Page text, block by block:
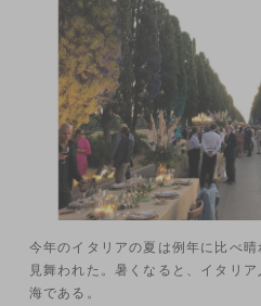
今年のイタリアの夏は例年に比べ
見舞われた。暑くなると、イタリ
海である。